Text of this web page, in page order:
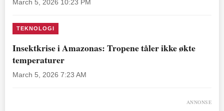
March 5, 2026 10:23 PM
TEKNOLOGI
Insektkrise i Amazonas: Tropene tåler ikke økte
temperaturer
March 5, 2026 7:23 AM
ANNONSE